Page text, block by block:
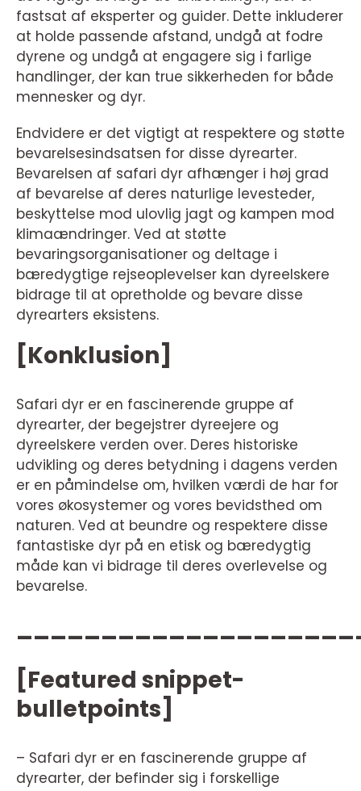
fastsat af eksperter og guider. Dette inkluderer
at holde passende afstand, undgå at fodre
dyrene og undgå at engagere sig i farlige
handlinger, der kan true sikkerheden for både
mennesker og dyr.
Endvidere er det vigtigt at respektere og støtte
bevarelsesindsatsen for disse dyrearter.
Bevarelsen af safari dyr afhænger i høj grad
af bevarelse af deres naturlige levesteder,
beskyttelse mod ulovlig jagt og kampen mod
klimaændringer. Ved at støtte
bevaringsorganisationer og deltage i
bæredygtige rejseoplevelser kan dyreelskere
bidrage til at opretholde og bevare disse
dyrearters eksistens.
[Konklusion]
Safari dyr er en fascinerende gruppe af
dyrearter, der begejstrer dyreejere og
dyreelskere verden over. Deres historiske
udvikling og deres betydning i dagens verden
er en påmindelse om, hvilken værdi de har for
vores økosystemer og vores bevidsthed om
naturen. Ved at beundre og respektere disse
fantastiske dyr på en etisk og bæredygtig
måde kan vi bidrage til deres overlevelse og
bevarelse.
[Featured snippet-
bulletpoints]
– Safari dyr er en fascinerende gruppe af
dyrearter, der befinder sig i forskellige